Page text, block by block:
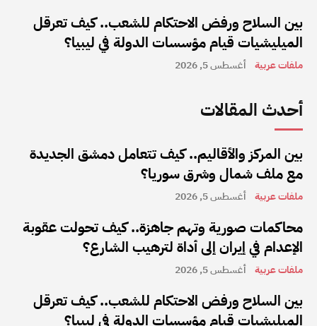
بين السلاح ورفض الاحتكام للشعب.. كيف تعرقل
الميليشيات قيام مؤسسات الدولة في ليبيا؟
ملفات عربية أغسطس 5, 2026
أحدث المقالات
بين المركز والأقاليم.. كيف تتعامل دمشق الجديدة
مع ملف شمال وشرق سوريا؟
ملفات عربية أغسطس 5, 2026
محاكمات صورية وتهم جاهزة.. كيف تحولت عقوبة
الإعدام في إيران إلى أداة لترهيب الشارع؟
ملفات عربية أغسطس 5, 2026
بين السلاح ورفض الاحتكام للشعب.. كيف تعرقل
الميليشيات قيام مؤسسات الدولة في ليبيا؟